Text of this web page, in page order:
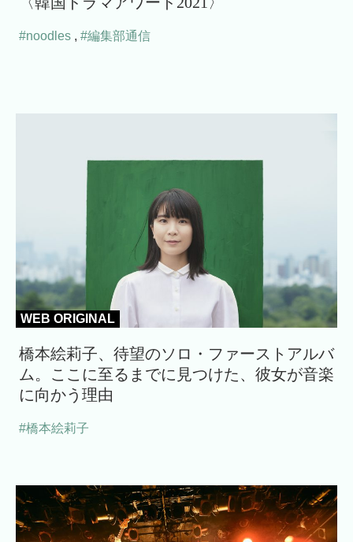
#noodles , #編集部通信
WEB ORIGINAL
橋本絵莉子、待望のソロ・ファーストアルバ
ム。ここに至るまでに見つけた、彼女が音楽
に向かう理由
#橋本絵莉子